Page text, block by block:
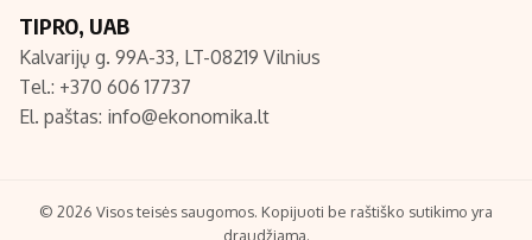
Redakcija
Turinio žymėjimo taisyklės
TIPRO, UAB
Kalvarijų g. 99A-33, LT-08219 Vilnius
Tel.: +370 606 17737
El. paštas: info@ekonomika.lt
© 2026 Visos teisės saugomos. Kopijuoti be raštiško sutikimo yra
draudžiama.